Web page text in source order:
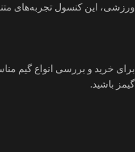
ورزشی، این کنسول تجربه‌های
برای خرید و بررسی انواع گیم
گیمز باشید.